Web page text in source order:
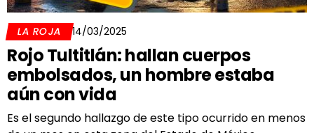
LA ROJA 14/03/2025
Rojo Tultitlán: hallan cuerpos
embolsados, un hombre estaba
aún con vida
Es el segundo hallazgo de este tipo ocurrido en menos